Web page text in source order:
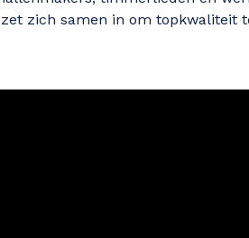
zich samen in om topkwaliteit